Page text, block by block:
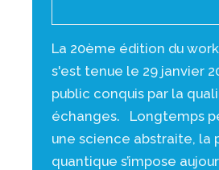
La 20ème édition du
s'est tenue le 29 janvier
public conquis par la
échanges. Longtemps
une science abstraite, la
quantique s’impose